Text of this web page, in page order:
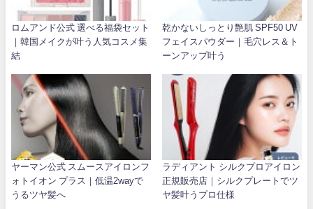
ロムアンド公式 選べる福袋セット
｜韓国メイクが叶う人気コスメ集
結
乾かないしっとり艶肌 SPF50 UV
フェイスパウダー｜毛穴レス＆ト
ーンアップ叶う
ヤーマン公式 スムースアイロンフ
ォトイオン プラス｜低温2wayで
うるツヤ髪へ
ラディアント シルクプロアイロン
正規販売店｜シルクプレートでツ
ヤ髪叶うプロ仕様